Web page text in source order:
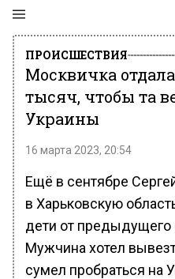
ПРОИСШЕСТВИЯ
Москвичка
тысяч, чтобы та
Украины
16 марта 2023, 20:54
Ещё в сентябре
в Харьковскую
дети от предыдущего
Мужчина хотел
сумел пробраться на